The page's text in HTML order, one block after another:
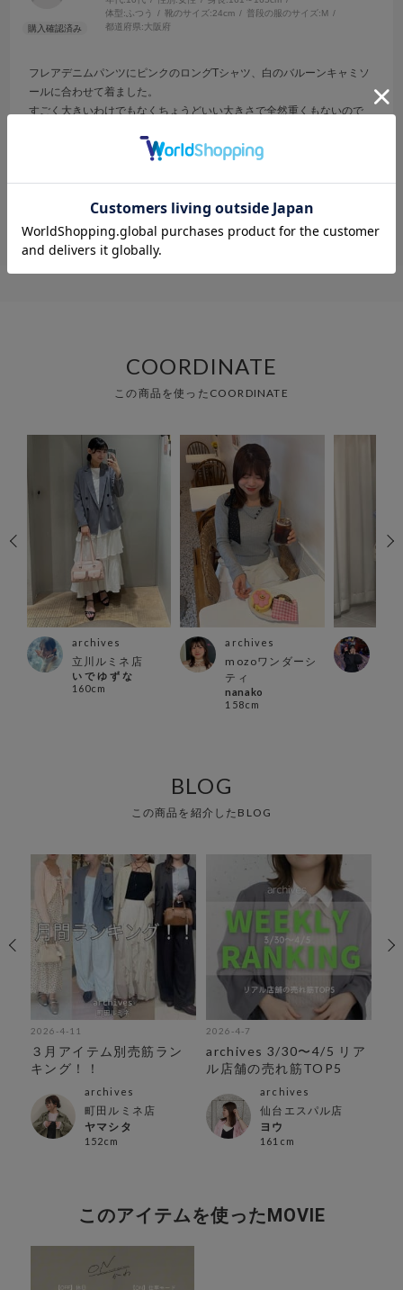
体型: ふつう 靴のサイズ:24cm 普段の服のサイズ:M
都道府県:大阪府
フレアデニムパンツにピンクのロングTシャツ、白のバルーンキャミソ
ールに合わせて着ました。
すごく大きいわけでもなくちょうどいい大きさで全然重くもないので
参考になった 0
COORDINATE
この商品を使ったCOORDINATE
archives
立川ルミネ店
い で ゆ ず な
160cm
archives
mozoワンダーシ
ティ
nanako
158cm
BLOG
この商品を紹介したBLOG
2026-4-11
３月アイテム別売筋ラン
キング！！
archives
町田ルミネ店
ヤマシタ
152cm
2026-4-7
archives 3/30〜4/5 リア
ル店舗の売れ筋TOP5
archives
仙台エスパル店
ヨウ
161cm
このアイテムを使ったMOVIE